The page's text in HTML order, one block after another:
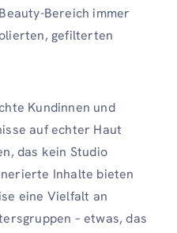
Bereich immer
gefilterten
Kundinnen und
auf echter Haut
das kein Studio
Inhalte bieten
eine Vielfalt an
– etwas, das